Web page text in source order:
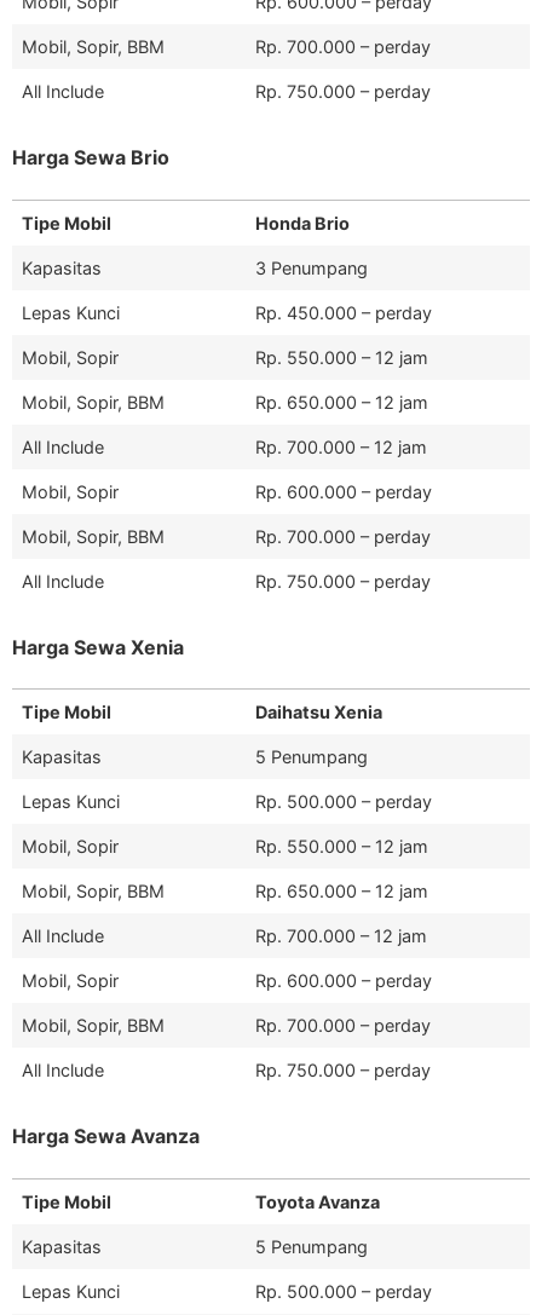
Mobil, Sopir, BBM Rp. 700.000 – perday
All Include Rp. 750.000 – perday
Harga Sewa Brio
Tipe Mobil Honda Brio
Kapasitas 3 Penumpang
Lepas Kunci Rp. 450.000 – perday
Mobil, Sopir Rp. 550.000 – 12 jam
Mobil, Sopir, BBM Rp. 650.000 – 12 jam
All Include Rp. 700.000 – 12 jam
Mobil, Sopir Rp. 600.000 – perday
Mobil, Sopir, BBM Rp. 700.000 – perday
All Include Rp. 750.000 – perday
Harga Sewa Xenia
Tipe Mobil Daihatsu Xenia
Kapasitas 5 Penumpang
Lepas Kunci Rp. 500.000 – perday
Mobil, Sopir Rp. 550.000 – 12 jam
Mobil, Sopir, BBM Rp. 650.000 – 12 jam
All Include Rp. 700.000 – 12 jam
Mobil, Sopir Rp. 600.000 – perday
Mobil, Sopir, BBM Rp. 700.000 – perday
All Include Rp. 750.000 – perday
Harga Sewa Avanza
Tipe Mobil Toyota Avanza
Kapasitas 5 Penumpang
Lepas Kunci Rp. 500.000 – perday